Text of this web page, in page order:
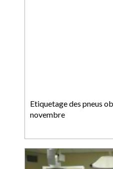
Etiquetage des pneus
novembre